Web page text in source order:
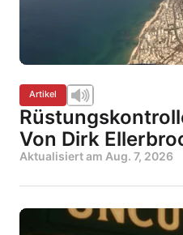
Artikel
Von Dirk
Aktualisiert am Aug. 7, 2026